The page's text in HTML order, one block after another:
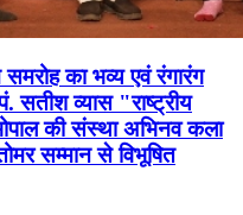
का भव्य एवं रंगारंग
सतीश व्यास "राष्ट्रीय
की संस्था अभिनव कला
सम्मान से विभूषित